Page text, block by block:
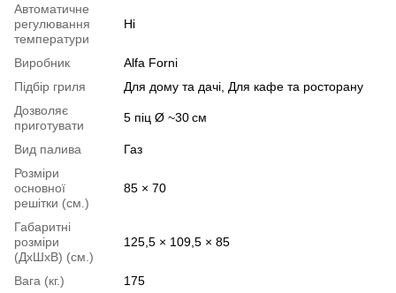
Автоматичне
регулювання
температури
Ні
Виробник
Alfa Forni
Підбір гриля
Для дому та дачі, Для кафе та росторану
Дозволяє
приготувати
5 піц Ø ~30 см
Вид палива
Газ
Розміри
основної
решітки (см.)
85 × 70
Габаритні
розміри
(ДхШхВ) (см.)
125,5 × 109,5 × 85
Вага (кг.) 175